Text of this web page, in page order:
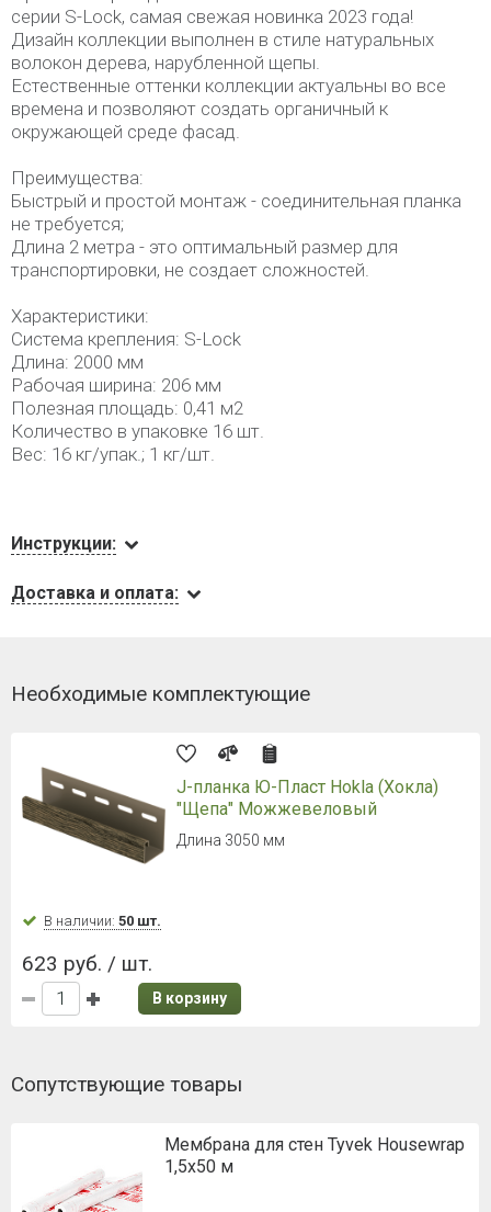
серии S-Lock, самая свежая новинка 2023 года!
Дизайн коллекции выполнен в стиле натуральных
волокон дерева, нарубленной щепы.
Естественные оттенки коллекции актуальны во все
времена и позволяют создать органичный к
окружающей среде фасад.
Преимущества:
Быстрый и простой монтаж - соединительная планка
не требуется;
Длина 2 метра - это оптимальный размер для
транспортировки, не создает сложностей.
Характеристики:
Система крепления: S-Lock
Длина: 2000 мм
Рабочая ширина: 206 мм
Полезная площадь: 0,41 м2
Количество в упаковке 16 шт.
Вес: 16 кг/упак.; 1 кг/шт.
Инструкции:
Доставка и оплата:
Необходимые комплектующие
J-планка Ю-Пласт Hokla (Хокла)
"Щепа" Можжевеловый
Длина 3050 мм
В наличии: 50 шт.
623 руб. / шт.
В корзину
Сопутствующие товары
Мембрана для стен Tyvek Housewrap
1,5х50 м